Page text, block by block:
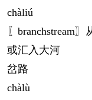
chàliú
〖branchstream
或汇入大河
岔路
chàlù